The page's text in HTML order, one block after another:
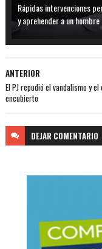
Rápidas intervenciones
y aprehender a un hombre
ANTERIOR
El PJ repudió el vandalismo y el
encubierto
DEJAR COMENTARIO